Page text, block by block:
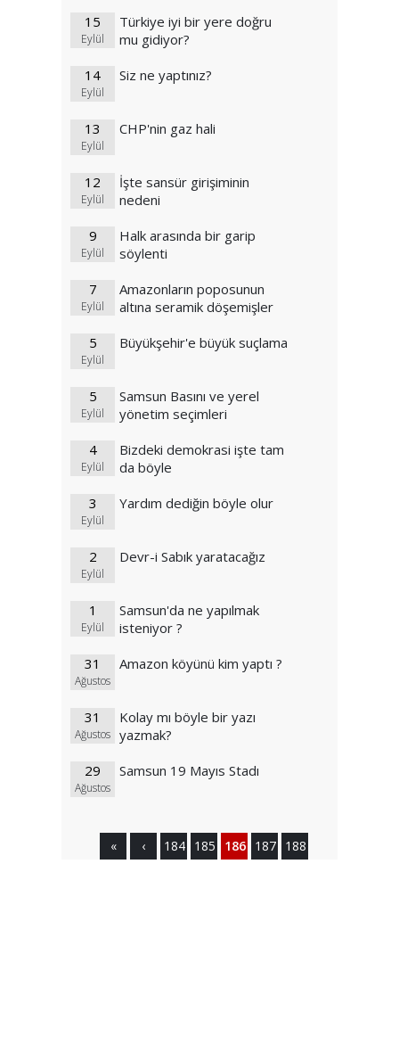
15
Eylül
Türkiye iyi bir yere doğru
mu gidiyor?
14
Eylül
Siz ne yaptınız?
13
Eylül
CHP'nin gaz hali
12
Eylül
İşte sansür girişiminin
nedeni
9
Eylül
Halk arasında bir garip
söylenti
7
Eylül
Amazonların poposunun
altına seramik döşemişler
5
Eylül
Büyükşehir'e büyük suçlama
5
Eylül
Samsun Basını ve yerel
yönetim seçimleri
4
Eylül
Bizdeki demokrasi işte tam
da böyle
3
Eylül
Yardım dediğin böyle olur
2
Eylül
Devr-i Sabık yaratacağız
1
Eylül
Samsun'da ne yapılmak
isteniyor ?
31
Ağustos
Amazon köyünü kim yaptı ?
31
Ağustos
Kolay mı böyle bir yazı
yazmak?
29
Ağustos
Samsun 19 Mayıs Stadı
« ‹ 184 185 186 187 188